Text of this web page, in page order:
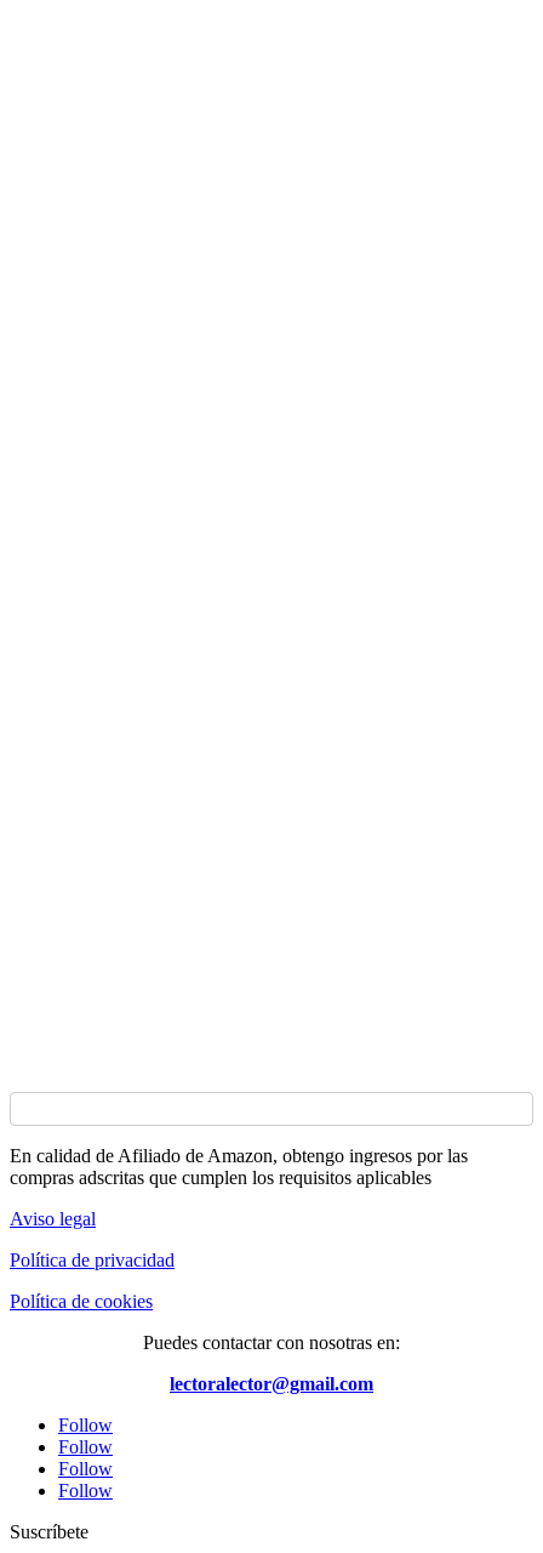
En calidad de Afiliado de Amazon, obtengo ingresos por las
compras adscritas que cumplen los requisitos aplicables
Aviso legal
Política de privacidad
Política de cookies
Puedes contactar con nosotras en:
lectoralector@gmail.com
Follow
Follow
Follow
Follow
Suscríbete